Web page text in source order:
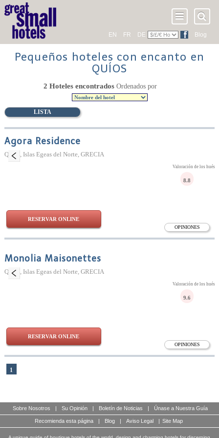
EN FR DE Blog
Pequeños hoteles con encanto en
QUÍOS
LISTA
2 Hoteles encontrados Ordenados por
Agora Residence
Quíos, Islas Egeas del Norte, GRECIA
OPINIONES
Valoración de los
8.8
RESERVAR ONLINE
Monolia Maisonettes
Quíos, Islas Egeas del Norte, GRECIA
OPINIONES
Valoración de los
9.6
RESERVAR ONLINE
1
Sobre Nosotros | Su Opinión | Boletín de Noticias | Únase a Nuestra Guía
Recomienda esta página | Blog | Aviso Legal | Site Map